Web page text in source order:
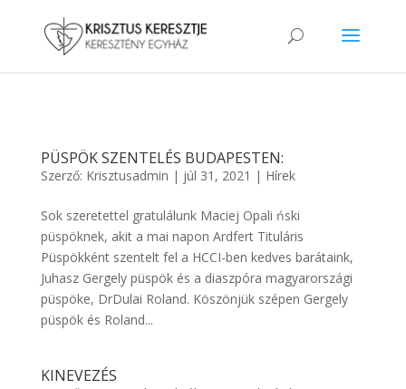
PÜSPÖK SZENTELÉS BUDAPESTEN:
Szerző: Krisztusadmin | júl 31, 2021 | Hírek
Sok szeretettel gratulálunk Maciej Opali ński
püspöknek, akit a mai napon Ardfert Tituláris
Püspökként szentelt fel a HCCI-ben kedves barátaink,
Juhasz Gergely püspök és a diaszpóra magyarországi
püspöke, DrDulai Roland. Köszönjük szépen Gergely
püspök és Roland...
KINEVEZÉS